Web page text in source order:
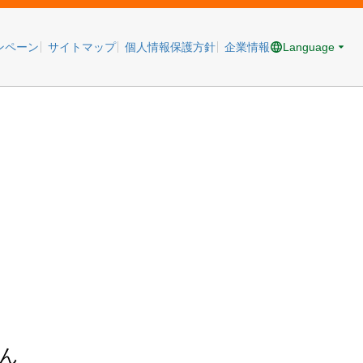
ペーン サイトマップ 個人情報保護方針 企業情報 Language